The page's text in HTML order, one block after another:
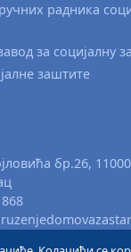
радника
за социјалну
заштите
бр.26,